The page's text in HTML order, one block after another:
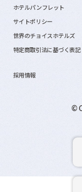
ホテルパンフレット
サイトポリシー
世界のチョイスホテルズ
特定商取引法に基づく表記
採用情報
©